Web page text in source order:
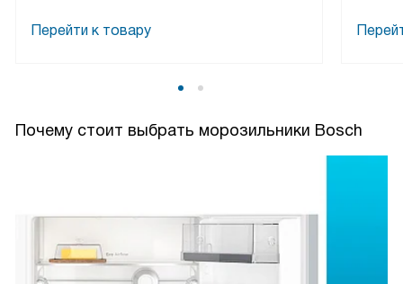
Перейти к товару
Почему стоит выбрать морозильники Bosch